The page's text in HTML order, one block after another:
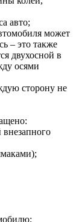
авто;
может
– это также
двухосной в
осями
сторону не